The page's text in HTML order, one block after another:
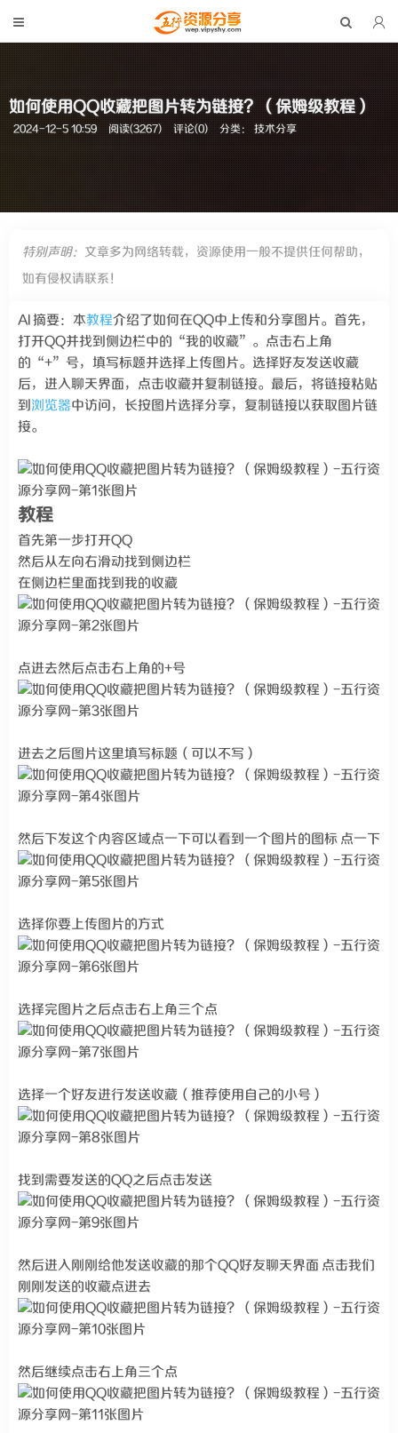
如何使用QQ收藏把图片转为链接？（保姆级教程）
2024-12-5 10:59 阅读(3267) 评论(0) 分类： 技术分享
特别声明： 文章多为网络转载，资源使用一般不提供任何帮助，
如有侵权请联系！
AI 摘要： 本教程介绍了如何在QQ中上传和分享图片。首先，
打开QQ并找到侧边栏中的“我的收藏”。点击右上角
的“+”号，填写标题并选择上传图片。选择好友发送收藏
后，进入聊天界面，点击收藏并复制链接。最后，将链接粘贴
到 浏览器中访问，长按图片选择分享，复制链接以获取图片链
接。
教程
首先第一步打开QQ
然后从左向右滑动找到侧边栏
在侧边栏里面找到我的收藏
点进去然后点击右上角的+号
进去之后图片这里填写标题（可以不写）
然后下发这个内容区域点一下可以看到一个图片的图标 点一下
选择你要上传图片的方式
选择完图片之后点击右上角三个点
选择一个好友进行发送收藏（推荐使用自己的小号）
找到需要发送的QQ之后点击发送
然后进入刚刚给他发送收藏的那个QQ好友聊天界面 点击我们
刚刚发送的收藏点进去
然后继续点击右上角三个点